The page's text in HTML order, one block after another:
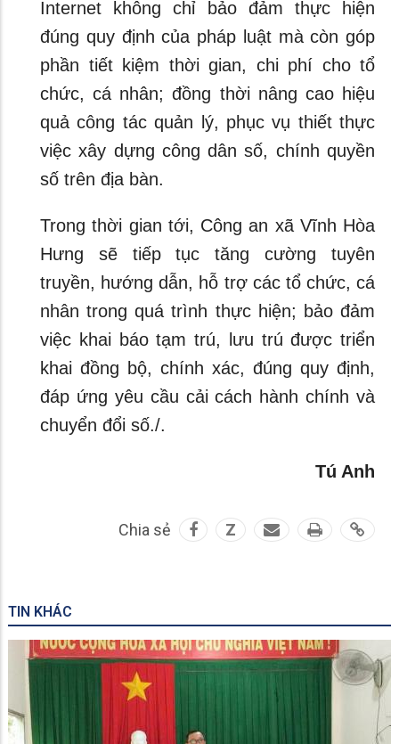
Internet không chỉ bảo đảm thực hiện
đúng quy định của pháp luật mà còn góp
phần tiết kiệm thời gian, chi phí cho tổ
chức, cá nhân; đồng thời nâng cao hiệu
quả công tác quản lý, phục vụ thiết thực
việc xây dựng công dân số, chính quyền
số trên địa bàn.
Trong thời gian tới, Công an xã Vĩnh Hòa
Hưng sẽ tiếp tục tăng cường tuyên
truyền, hướng dẫn, hỗ trợ các tổ chức, cá
nhân trong quá trình thực hiện; bảo đảm
việc khai báo tạm trú, lưu trú được triển
khai đồng bộ, chính xác, đúng quy định,
đáp ứng yêu cầu cải cách hành chính và
chuyển đổi số./.
Tú Anh
Chia sẻ Z
TIN KHÁC